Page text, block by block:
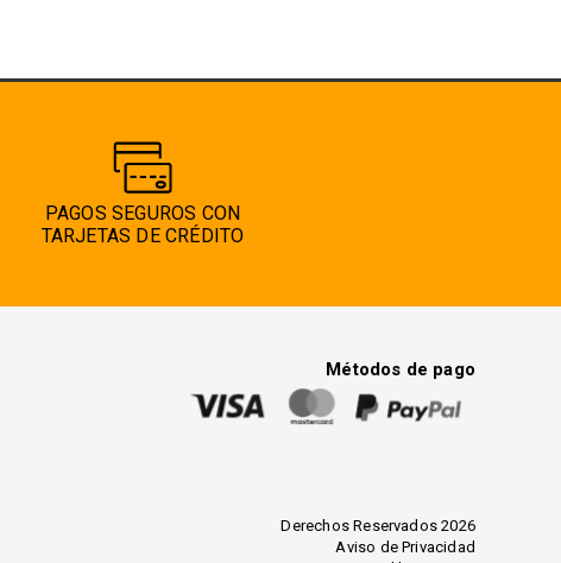
PAGOS SEGUROS CON
TARJETAS DE CRÉDITO
Métodos de pago
Derechos Reservados 2026
Aviso de Privacidad